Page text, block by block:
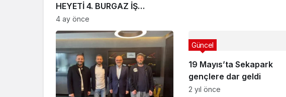
HEYETİ 4. BURGAZ İŞ
FORUMU’NA KATILDI
4 ay önce
19 Mayıs’ta Sekapark
gençlere dar geldi
Güncel
2 yıl önce